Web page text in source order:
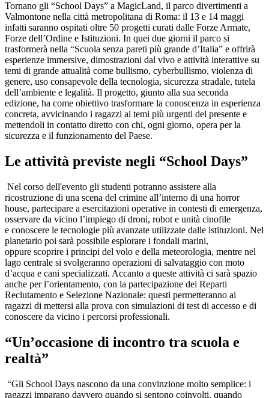
Tornano gli “School Days” a MagicLand, il parco divertimenti a
Valmontone nella città metropolitana di Roma: il 13 e 14 maggi
infatti saranno ospitati oltre 50 progetti curati dalle Forze Armate,
Forze dell’Ordine e Istituzioni. In quei due giorni il parco si
trasformerà nella “Scuola senza pareti più grande d’Italia” e offrirà
esperienze immersive, dimostrazioni dal vivo e attività interattive su
temi di grande attualità come bullismo, cyberbullismo, violenza di
genere, uso consapevole della tecnologia, sicurezza stradale, tutela
dell’ambiente e legalità. Il progetto, giunto alla sua seconda
edizione, ha come obiettivo trasformare la conoscenza in esperienza
concreta, avvicinando i ragazzi ai temi più urgenti del presente e
mettendoli in contatto diretto con chi, ogni giorno, opera per la
sicurezza e il funzionamento del Paese.
Le attività previste negli “School Days”
Nel corso dell'evento gli studenti potranno assistere alla
ricostruzione di una scena del crimine all’interno di una horror
house, partecipare a esercitazioni operative in contesti di emergenza,
osservare da vicino l’impiego di droni, robot e unità cinofile
e conoscere le tecnologie più avanzate utilizzate dalle istituzioni. Nel
planetario poi sarà possibile esplorare i fondali marini,
oppure scoprire i principi del volo e della meteorologia, mentre nel
lago centrale si svolgeranno operazioni di salvataggio con moto
d’acqua e cani specializzati. Accanto a queste attività ci sarà spazio
anche per l’orientamento, con la partecipazione dei Reparti
Reclutamento e Selezione Nazionale: questi permetteranno ai
ragazzi di mettersi alla prova con simulazioni di test di accesso e di
conoscere da vicino i percorsi professionali.
“Un’occasione di incontro tra scuola e
realtà”
“Gli School Days nascono da una convinzione molto semplice: i
ragazzi imparano davvero quando si sentono coinvolti, quando